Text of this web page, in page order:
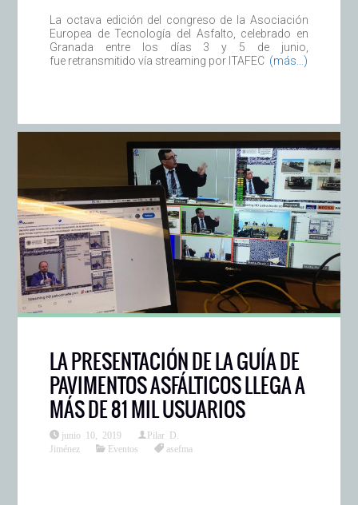
La octava edición del congreso de la Asociación
Europea de Tecnología del Asfalto, celebrado en
Granada entre los días 3 y 5 de junio,
fue retransmitido vía streaming por ITAFEC (más…)
LA PRESENTACIÓN DE LA GUÍA DE
PAVIMENTOS ASFÁLTICOS LLEGA A
MÁS DE 81 MIL USUARIOS
junio 10, 2019
Pilar D.
Jiménez
Eventos asefma